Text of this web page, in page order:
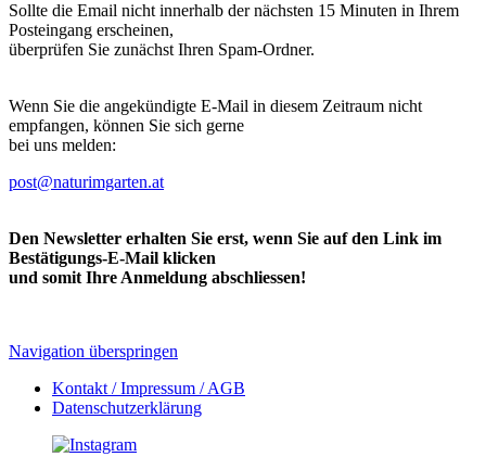
Sollte die Email nicht innerhalb der nächsten 15 Minuten in Ihrem
Posteingang erscheinen,
überprüfen Sie zunächst Ihren Spam-Ordner.
Wenn Sie die angekündigte E-Mail in diesem Zeitraum nicht
empfangen, können Sie sich gerne
bei uns melden:
post@naturimgarten.at
Den Newsletter erhalten Sie erst, wenn Sie auf den Link im
Bestätigungs-E-Mail klicken
und somit Ihre Anmeldung abschliessen!
Navigation überspringen
Kontakt / Impressum / AGB
Datenschutzerklärung